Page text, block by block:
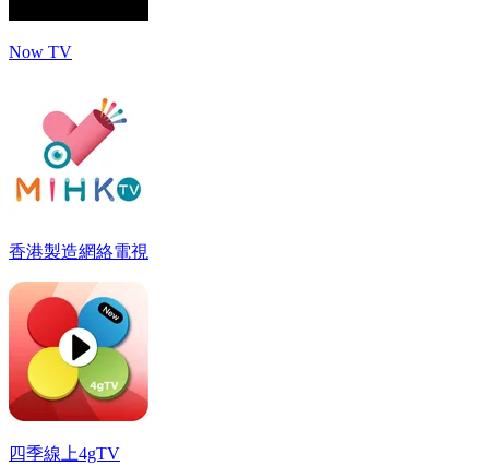
Now TV
香港製造網絡電視
四季線上4gTV